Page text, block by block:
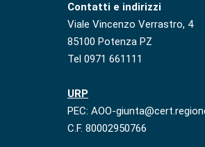
Contatti e indirizzi
Viale Vincenzo Verrastro, 4
85100 Potenza PZ
Tel 0971 661111
URP
PEC: AOO-
C.F. 80002950766